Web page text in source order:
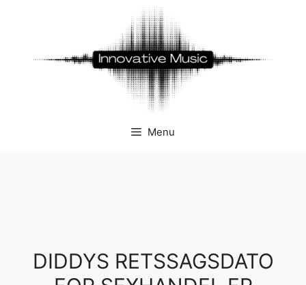
Menu
DIDDYS RETSSAGSDATO